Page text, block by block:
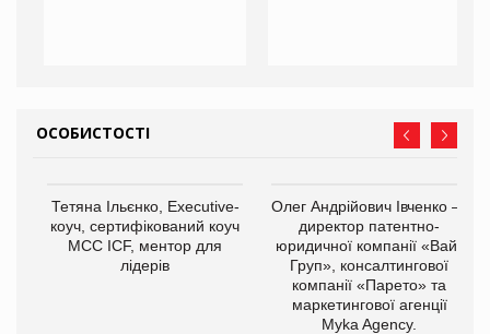
ОСОБИСТОСТІ
Тетяна Ільєнко, Executive-
коуч, сертифікований коуч
МСС ICF, ментор для
лідерів
Олег Андрійович Івченко —
директор патентно-
юридичної компанії «Вайз
Груп», консалтингової
компанії «Парето» та
маркетингової агенції
Myka Agency.